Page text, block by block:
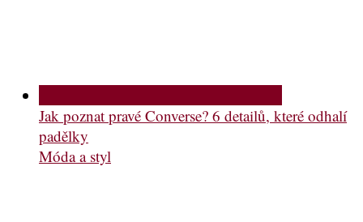
Jak poznat pravé Converse? 6 detailů, které odhalí
padělky
Móda a styl